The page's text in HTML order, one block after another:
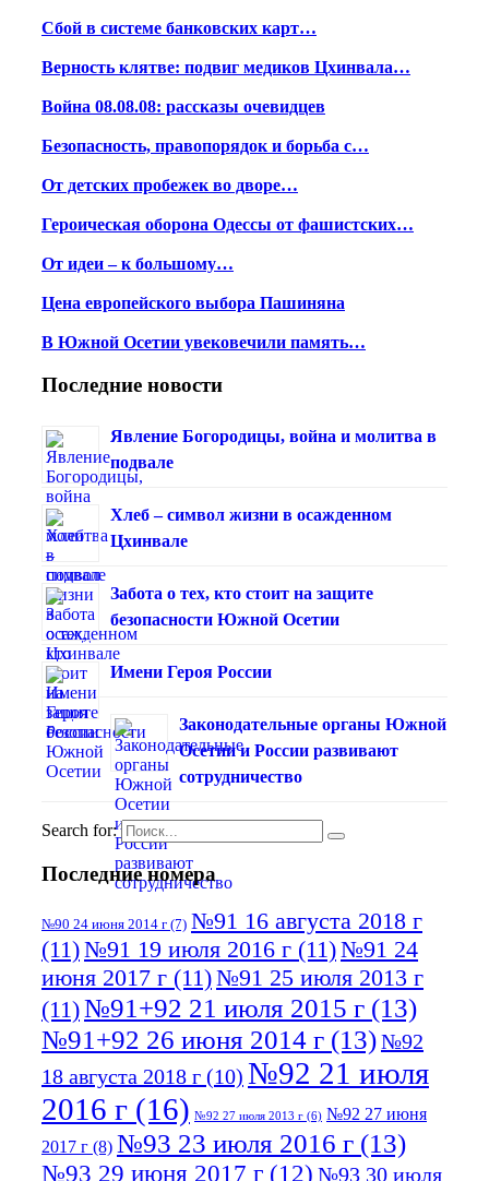
Сбой в системе банковских карт…
Верность клятве: подвиг медиков Цхинвала…
Война 08.08.08: рассказы очевидцев
Безопасность, правопорядок и борьба с…
От детских пробежек во дворе…
Героическая оборона Одессы от фашистских…
От идеи – к большому…
Цена европейского выбора Пашиняна
В Южной Осетии увековечили память…
Последние новости
Явление Богородицы, война и молитва в
подвале
Хлеб – символ жизни в осажденном
Цхинвале
Забота о тех, кто стоит на защите
безопасности Южной Осетии
Имени Героя России
Законодательные органы Южной
Осетии и России развивают
сотрудничество
Search for:
Последние номера
№90 24 июня 2014 г (7) №91 16 августа 2018 г
(11)№91 19 июля 2016 г (11)№91 24
июня 2017 г (11)№91 25 июля 2013 г
(11)№91+92 21 июля 2015 г (13)
№91+92 26 июня 2014 г (13)№92
18 августа 2018 г (10) №92 21 июля
2016 г (16) №92 27 июля 2013 г (6) №92 27 июня
2017 г (8) №93 23 июля 2016 г (13)
№93 29 июня 2017 г (12) №93 30 июля